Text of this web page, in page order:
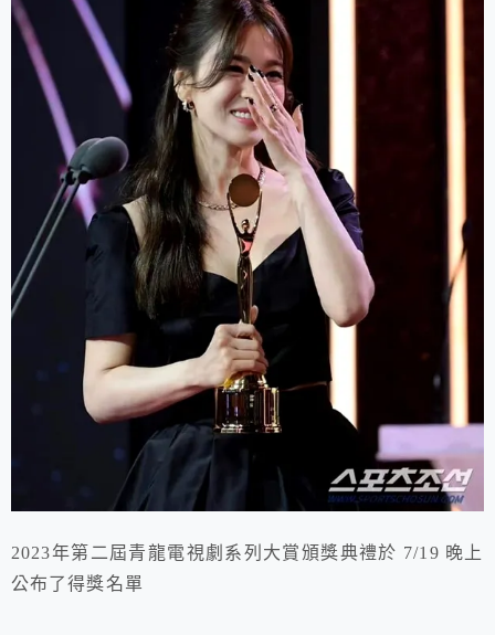
2023年第二屆青龍電視劇系列大賞頒獎典禮於 7/19 晚上
公布了得獎名單